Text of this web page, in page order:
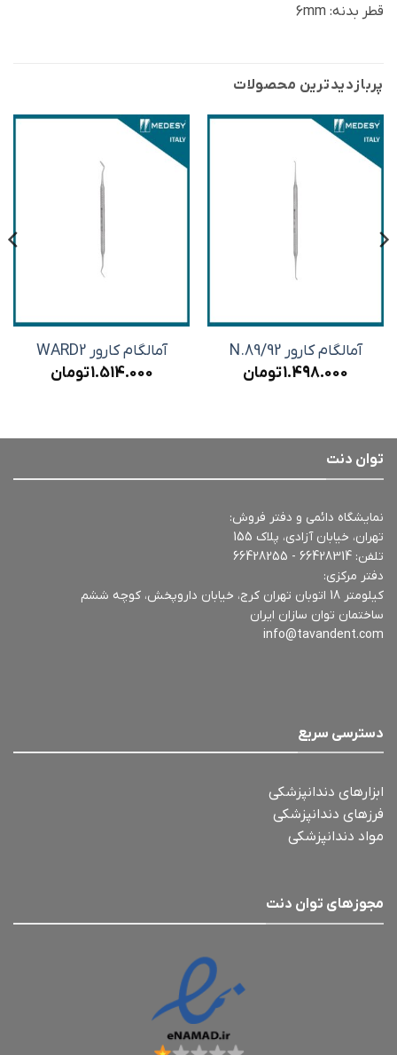
قطر بدنه: 6mm
پربازدید‌ترین محصولات
آمالگام کارور N.89/92
1.498.000تومان
آمالگام کارور WARD2
1.514.000تومان
توان دنت
نمایشگاه دائمی و دفتر فروش:
تهران، خیابان آزادی، پلاک 155
تلفن: 66428314 - 66428255
دفتر مرکزی:
کیلومتر 18 اتوبان تهران کرج، خیابان داروپخش، کوچه ششم
ساختمان توان سازان ایران
info@tavandent.com
دسترسی سریع
ابزارهای دندانپزشکی
فرزهای دندانپزشکی
مواد دندانپزشکی
مجوزهای توان دنت